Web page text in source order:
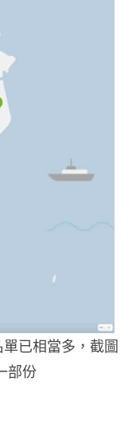
已相當多，截圖
部份